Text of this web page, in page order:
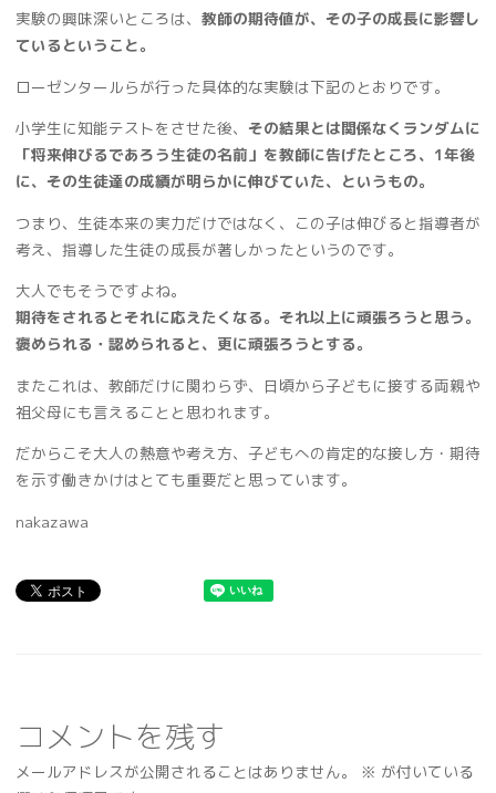
実験の興味深いところは、 教師の期待値が、その子の成長に影響し
ているということ。
ローゼンタールらが行った具体的な実験は下記のとおりです。
小学生に知能テストをさせた後、 その結果とは関係なくランダムに
「将来伸びるであろう生徒の名前」を教師に告げたところ、1年後
に、その生徒達の成績が明らかに伸びていた、というもの。
つまり、生徒本来の実力だけではなく、この子は伸びると指導者が
考え、指導した生徒の成長が著しかったというのです。
大人でもそうですよね。
期待をされるとそれに応えたくなる。それ以上に頑張ろうと思う。
褒められる・認められると、更に頑張ろうとする。
またこれは、教師だけに関わらず、日頃から子どもに接する両親や
祖父母にも言えることと思われます。
だからこそ大人の熱意や考え方、子どもへの肯定的な接し方・期待
を示す働きかけはとても重要だと思っています。
nakazawa
コメントを残す
メールアドレスが公開されることはありません。 ※ が付いている